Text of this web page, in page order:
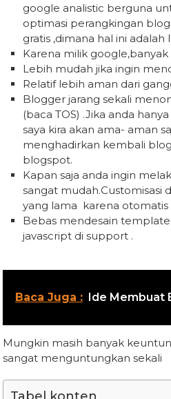
google analistic berguna
optimasi perangkingan
gratis ,dimana hal ini
Karena milik
Lebih mudah jika ingin
Relatif lebih aman dari
Blogger jarang sekali
(baca TOS) .Jika anda
saya kira akan ama- aman
menghadirkan kembali
blogspot.
Kapan saja anda ingin
sangat
yang lama karena
Bebas mendesain
javascript di support .
Baca Juga : Ide Membuat
Mungkin masih banyak
sangat menguntungkan sekali